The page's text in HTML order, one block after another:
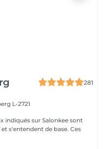
281
L-2721
indiqués sur Salonkee sont
s'entendent de base. Ces